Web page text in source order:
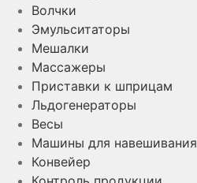
Волчки
Эмульситаторы
Мешалки
Массажеры
Приставки к шприцам
Льдогенераторы
Весы
Машины для навешивания
Конвейер